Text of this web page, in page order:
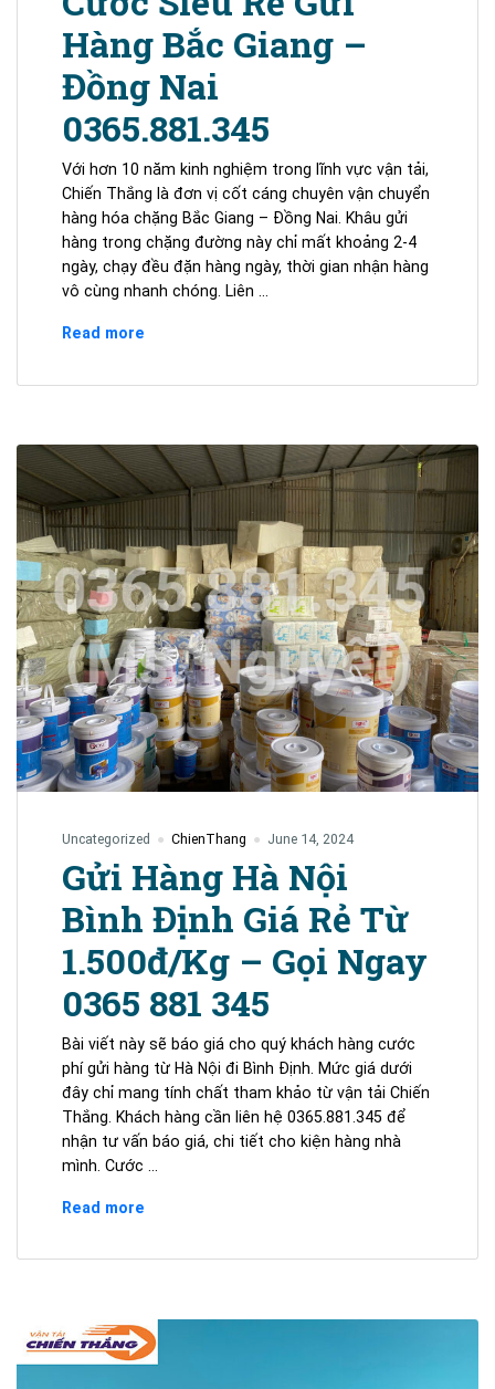
Hàng Bắc Giang –
Đồng Nai
0365.881.345
Với hơn 10 năm kinh nghiệm trong lĩnh vực vận tải,
Chiến Thắng là đơn vị cốt cáng chuyên vận chuyển
hàng hóa chặng Bắc Giang – Đồng Nai. Khâu gửi
hàng trong chặng đường này chỉ mất khoảng 2-4
ngày, chạy đều đặn hàng ngày, thời gian nhận hàng
vô cùng nhanh chóng. Liên …
Read more
Rẻ
Bắc
Giang
–
Đồng
Nai
0365.881.345
Uncategorized ChienThang June 14, 2024
Gửi Hàng Hà Nội
Bình Định Giá Rẻ Từ
1.500đ/Kg – Gọi Ngay
0365 881 345
Bài viết này sẽ báo giá cho quý khách hàng cước
phí gửi hàng từ Hà Nội đi Bình Định. Mức giá dưới
đây chỉ mang tính chất tham khảo từ vận tải Chiến
Thắng. Khách hàng cần liên hệ 0365.881.345 để
nhận tư vấn báo giá, chi tiết cho kiện hàng nhà
mình. Cước …
Read more
Hà
Định
Giá